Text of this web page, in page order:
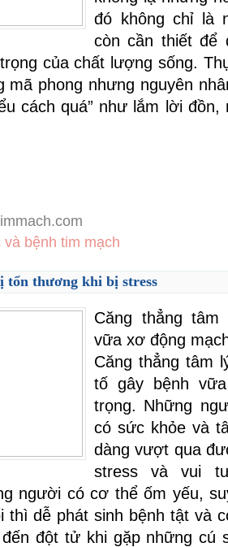
đó không chỉ là
còn cần thiết để
của chất lượng sống.
mã phong nhưng nguyên
cách quá” như lắm lời
và bệnh tim mạch
thương khi bị stress
Căng thẳng
vữa xơ động
Căng thẳng tâm
tố gây bệnh
trọng. Những
có sức khỏe và
dàng vượt qua
stress và vui
người có cơ thể ốm yếu,
thì dễ phát sinh bệnh tật và
đột tử khi gặp những cú